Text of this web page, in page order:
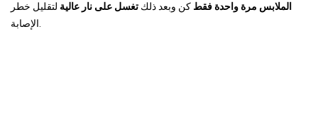
الملابس مرة واحدة فقط كن وبعد ذلك تغسل على نار عالية لتقليل خطر